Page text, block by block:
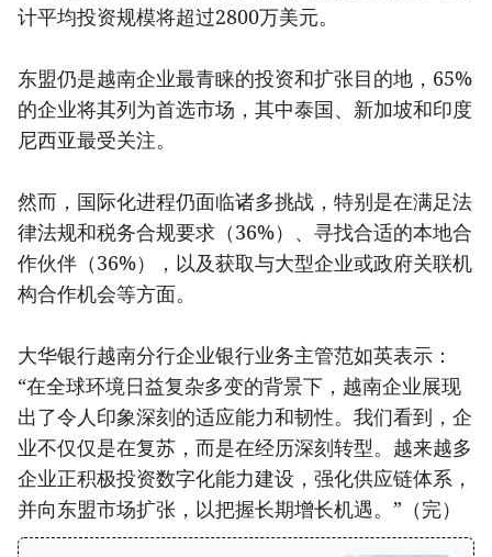
计平均投资规模将超过2800万美元。
东盟仍是越南企业最青睐的投资和扩张目的地，65%
的企业将其列为首选市场，其中泰国、新加坡和印度
尼西亚最受关注。
然而，国际化进程仍面临诸多挑战，特别是在满足法
律法规和税务合规要求（36%）、寻找合适的本地合
作伙伴（36%），以及获取与大型企业或政府关联机
构合作机会等方面。
大华银行越南分行企业银行业务主管范如英表示：
“在全球环境日益复杂多变的背景下，越南企业展现
出了令人印象深刻的适应能力和韧性。我们看到，企
业不仅仅是在复苏，而是在经历深刻转型。越来越多
企业正积极投资数字化能力建设，强化供应链体系，
并向东盟市场扩张，以把握长期增长机遇。”（完）